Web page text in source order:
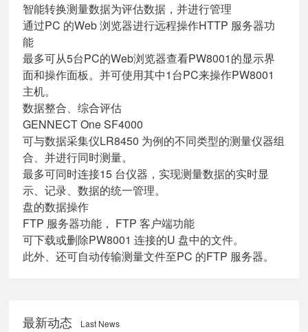
智能转换测量数据为评估数据，并进行管理
通过PC 的Web 浏览器进行远程操作HTTP 服务器功
能
最多可从5台PC的Web浏览器查看PW8001的显示界
面和操作面板。并可使用其中1台PC来操作PW8001
主机。
数据整合、综合评估
GENNECT One SF4000
可与数据采集仪LR8450 为例的不同类型的测量仪器组
合、并进行同时测量。
最多可同时连接15 台仪器，实现测量数据的实时显
示、记录、数据的统一管理。
盘的数据操作
FTP 服务器功能， FTP 客户端功能
可下载或删除PW8001 连接的U 盘中的文件。
此外、还可自动传输测量文件至PC 的FTP 服务器。
最新动态 Last News